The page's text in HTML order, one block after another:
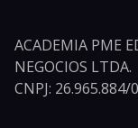
ACADEMIA PME
NEGOCIOS LTDA.
CNPJ: 26.965.884/